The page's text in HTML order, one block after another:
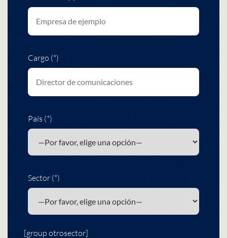
Cargo (*)
País (*)
Sector (*)
[group otrosector]